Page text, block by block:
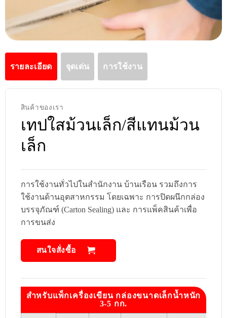
รายละเอียด จุดเด่น การใช้งาน
สินค้าของเรา
เทปใสม้วนเล็ก/สีแทนม้วน
เล็ก
การใช้งานทั่วไปในสำนักงาน บ้านเรือน รวมถึงการ
ใช้งานด้านอุตสาหกรรม โดยเฉพาะ การปิดผนึกกล่อง
บรรจุภัณฑ์ (Carton Sealing) และ การแพ็คสินค้าเพื่อ
การขนส่ง
สนใจสั่งซื้อ
สำหรับแพ็กเครื่องเขียน กล่องขนาดเล็กน้ำหนัก
3-5 กก.